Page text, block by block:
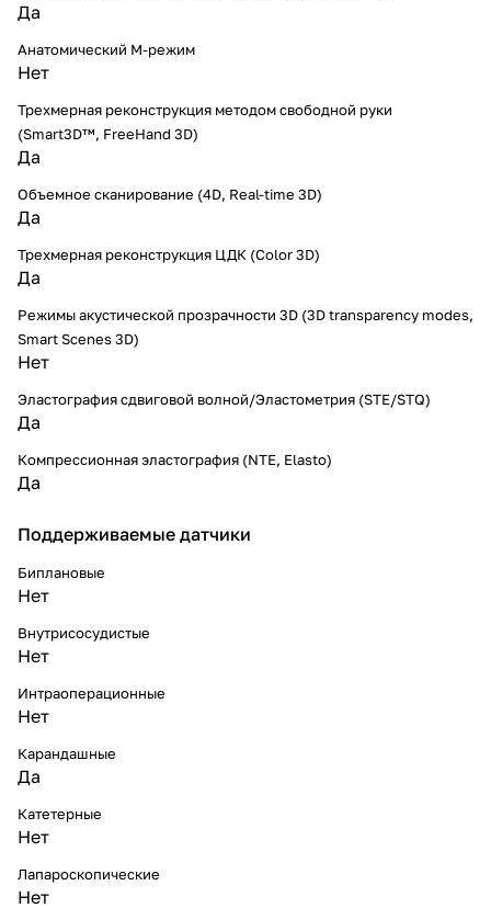
Да
Анатомический М-режим
Нет
Трехмерная реконструкция методом свободной руки
(Smart3D™, FreeHand 3D)
Да
Объемное сканирование (4D, Real-time 3D)
Да
Трехмерная реконструкция ЦДК (Color 3D)
Да
Режимы акустической прозрачности 3D (3D transparency modes,
Smart Scenes 3D)
Нет
Эластография сдвиговой волной/Эластометрия (STE/STQ)
Да
Компрессионная эластография (NTE, Elasto)
Да
Поддерживаемые датчики
Биплановые
Нет
Внутрисосудистые
Нет
Интраоперационные
Нет
Карандашные
Да
Катетерные
Нет
Лапароскопические
Нет